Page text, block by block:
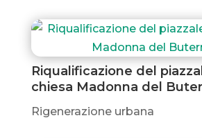
Riqualificazione del
chiesa Madonna del
Rigenerazione urbana